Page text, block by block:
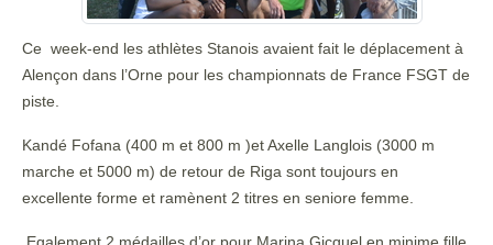
Ce week-end les athlètes Stanois avaient fait le déplacement à
Alençon dans l’Orne pour les championnats de France FSGT de
piste.
Kandé Fofana (400 m et 800 m )et Axelle Langlois (3000 m
marche et 5000 m) de retour de Riga sont toujours en
excellente forme et ramènent 2 titres en seniore femme.